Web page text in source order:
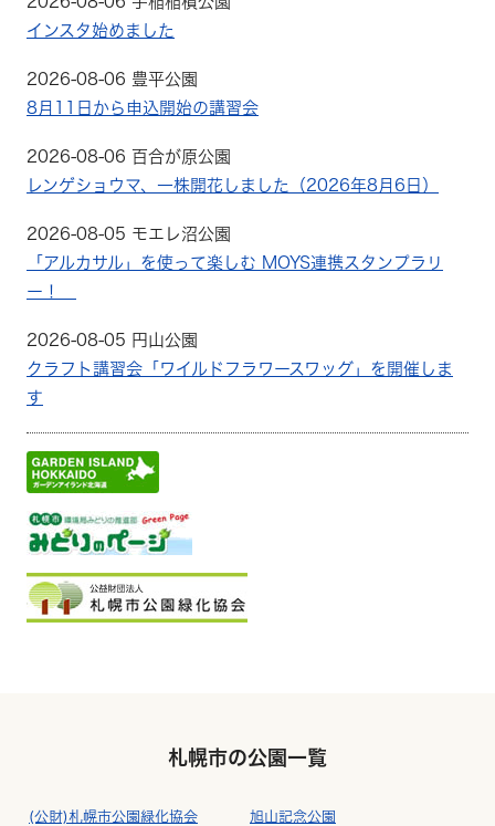
インスタ始めました
2026-08-06 豊平公園
8月11日から申込開始の講習会
2026-08-06 百合が原公園
レンゲショウマ、一株開花しました（2026年8月6日）
2026-08-05 モエレ沼公園
「アルカサル」を使って楽しむ MOYS連携スタンプラリ
ー！
2026-08-05 円山公園
クラフト講習会「ワイルドフラワースワッグ」を開催しま
す
札幌市の公園一覧
(公財)札幌市公園緑化協会 旭山記念公園